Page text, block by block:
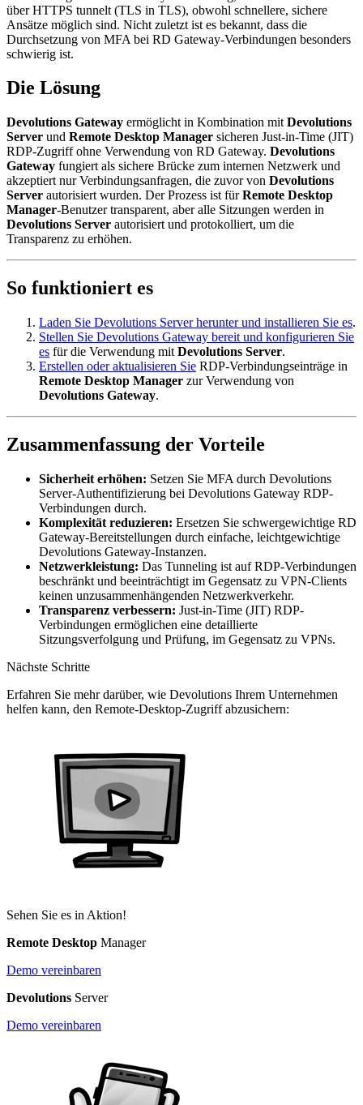
über HTTPS tunnelt (TLS in TLS), obwohl schnellere, sichere
Ansätze möglich sind. Nicht zuletzt ist es bekannt, dass die
Durchsetzung von MFA bei RD Gateway-Verbindungen besonders
schwierig ist.
Die Lösung
Devolutions Gateway ermöglicht in Kombination mit Devolutions
Server und Remote Desktop Manager sicheren Just-in-Time (JIT)
RDP-Zugriff ohne Verwendung von RD Gateway. Devolutions
Gateway fungiert als sichere Brücke zum internen Netzwerk und
akzeptiert nur Verbindungsanfragen, die zuvor von Devolutions
Server autorisiert wurden. Der Prozess ist fürRemote Desktop
Manager-Benutzer transparent, aber alle Sitzungen werden in
Devolutions Server autorisiert und protokolliert, um die
Transparenz zu erhöhen.
So funktioniert es
Laden Sie Devolutions Server herunter und installieren Sie es.
Stellen Sie Devolutions Gateway bereit und konfigurieren Sie
es für die Verwendung mit Devolutions Server.
Erstellen oder aktualisieren Sie RDP-Verbindungseinträge in
Remote Desktop Manager zur Verwendung von
Devolutions Gateway.
Zusammenfassung der Vorteile
Sicherheit erhöhen: Setzen Sie MFA durch Devolutions
Server-Authentifizierung bei Devolutions Gateway RDP-
Verbindungen durch.
Komplexität reduzieren: Ersetzen Sie schwergewichtige RD
Gateway-Bereitstellungen durch einfache, leichtgewichtige
Devolutions Gateway-Instanzen.
Netzwerkleistung: Das Tunneling ist auf RDP-Verbindungen
beschränkt und beeinträchtigt im Gegensatz zu VPN-Clients
keinen unzusammenhängenden Netzwerkverkehr.
Transparenz verbessern: Just-in-Time (JIT) RDP-
Verbindungen ermöglichen eine detaillierte
Sitzungsverfolgung und Prüfung, im Gegensatz zu VPNs.
Nächste Schritte
Erfahren Sie mehr darüber, wie Devolutions Ihrem Unternehmen
helfen kann, den Remote-Desktop-Zugriff abzusichern:
Sehen Sie es in Aktion!
Remote Desktop Manager
Demo vereinbaren
Devolutions Server
Demo vereinbaren